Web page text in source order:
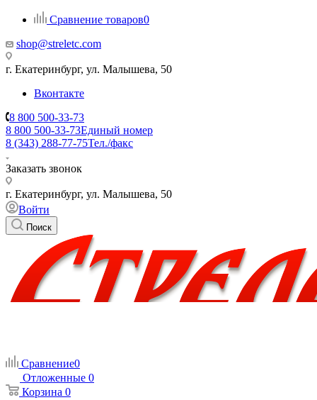
Сравнение товаров0
shop@streletc.com
г. Екатеринбург, ул. Малышева, 50
Вконтакте
8 800 500-33-73
8 800 500-33-73Единый номер
8 (343) 288-77-75Тел./факс
Заказать звонок
г. Екатеринбург, ул. Малышева, 50
Войти
Поиск
Сравнение0
Отложенные 0
Корзина 0